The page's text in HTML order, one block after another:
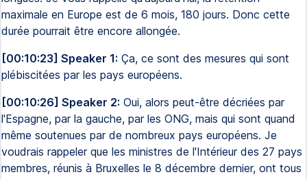
maximale en Europe est de 6 mois, 180 jours. Donc cette
durée pourrait être encore allongée.
[00:10:23] Speaker 1: Ça, ce sont des mesures qui sont
plébiscitées par les pays européens.
[00:10:26] Speaker 2: Oui, alors peut-être décriées par
l'Espagne, par la gauche, par les ONG, mais qui sont quand
même soutenues par de nombreux pays européens. Je
voudrais rappeler que les ministres de l'Intérieur des 27 pays
membres, réunis à Bruxelles le 8 décembre dernier, ont tous